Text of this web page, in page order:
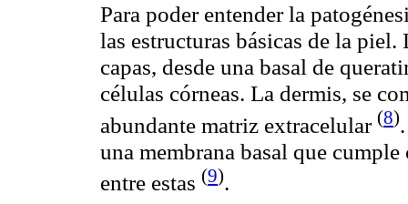
Para poder entender la
las estructuras básicas de la piel.
capas, desde una basal de
células córneas. La dermis, se
abundante matriz extracelular (8)
una membrana basal que
entre estas (9).